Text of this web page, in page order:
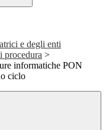
e degli enti
procedura >
informatiche PON
ciclo